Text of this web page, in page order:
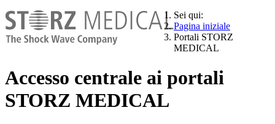
Sei qui:
Pagina iniziale
Portali STORZ
MEDICAL
Accesso centrale ai portali
STORZ MEDICAL